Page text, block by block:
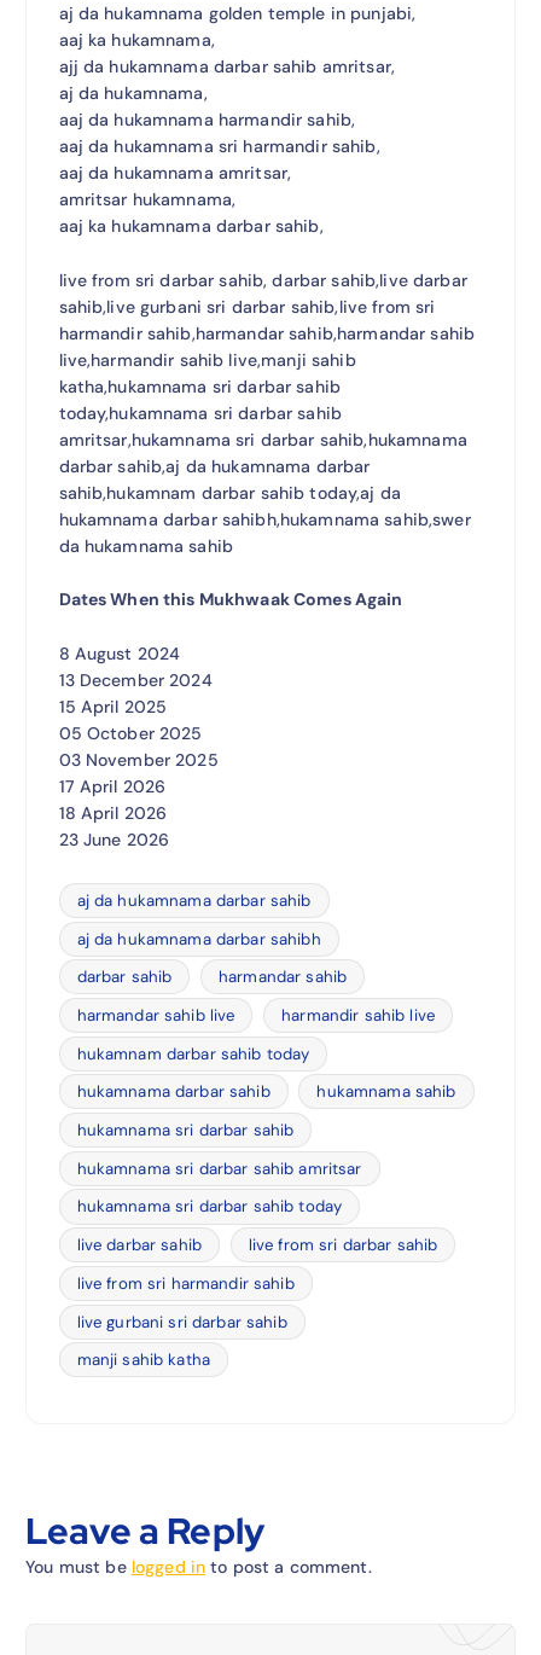
aj da hukamnama golden temple in punjabi,
aaj ka hukamnama,
ajj da hukamnama darbar sahib amritsar,
aj da hukamnama,
aaj da hukamnama harmandir sahib,
aaj da hukamnama sri harmandir sahib,
aaj da hukamnama amritsar,
amritsar hukamnama,
aaj ka hukamnama darbar sahib,
live from sri darbar sahib, darbar sahib,live darbar
sahib,live gurbani sri darbar sahib,live from sri
harmandir sahib,harmandar sahib,harmandar sahib
live,harmandir sahib live,manji sahib
katha,hukamnama sri darbar sahib
today,hukamnama sri darbar sahib
amritsar,hukamnama sri darbar sahib,hukamnama
darbar sahib,aj da hukamnama darbar
sahib,hukamnam darbar sahib today,aj da
hukamnama darbar sahibh,hukamnama sahib,swer
da hukamnama sahib
Dates When this Mukhwaak Comes Again
8 August 2024
13 December 2024
15 April 2025
05 October 2025
03 November 2025
17 April 2026
18 April 2026
23 June 2026
aj da hukamnama darbar sahib
aj da hukamnama darbar sahibh
darbar sahib
harmandar sahib
harmandar sahib live
harmandir sahib live
hukamnam darbar sahib today
hukamnama darbar sahib
hukamnama sahib
hukamnama sri darbar sahib
hukamnama sri darbar sahib amritsar
hukamnama sri darbar sahib today
live darbar sahib
live from sri darbar sahib
live from sri harmandir sahib
live gurbani sri darbar sahib
manji sahib katha
Leave a Reply
You must be logged in to post a comment.